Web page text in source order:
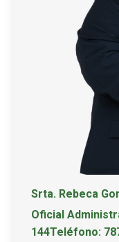
Srta. Rebeca
Oficial
144Teléfono: